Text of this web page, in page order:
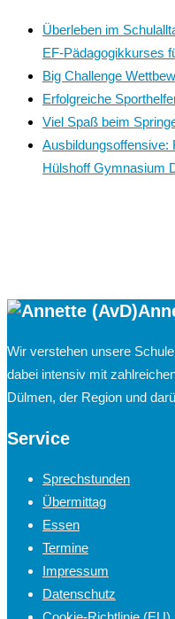
Überleben im
EF-Pädagogikkurses
Big Challenge
Erfolgreiche
Viel Spaß beim
Ausbildungsoffensive:
Hülshoff Gymnasium
Wir verstehen unsere
dabei intensiv mit
Dülmen, der Region und
Service
Sprechstunden
Übermittag
Essen
Termine
Impressum
Datenschutz